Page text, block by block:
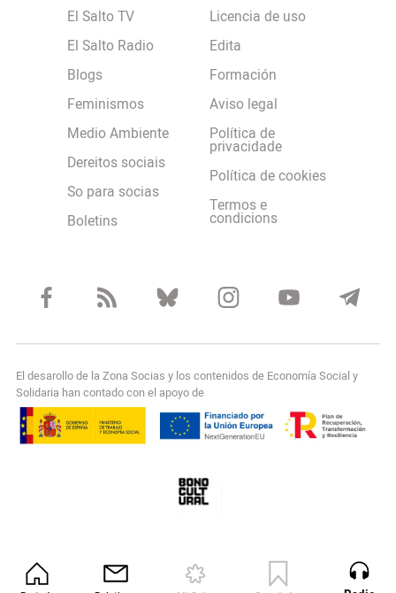
El Salto TV
El Salto Radio
Blogs
Feminismos
Medio Ambiente
Dereitos sociais
So para socias
Boletins
Licencia de uso
Edita
Formación
Aviso legal
Política de
privacidade
Política de cookies
Termos e
condicions
El desarollo de la Zona Socias y los contenidos de Economía Social y
Solidaria han contado con el apoyo de